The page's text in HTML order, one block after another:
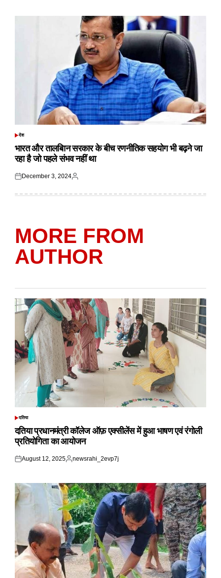
POSTED
देश
भारत और तालबिान सरकार के बीच रणनीतिक सहयोग भी बढ़ने जा
रहा है जो पहले संभव नहीं था
Posted
December 3, 2024
Posted
MORE FROM
AUTHOR
POSTED
दतिया
दतिया प्रधानमंत्री कॉलेज ऑफ़ एक्सीलेंस में हुआ भाषण एवं रंगोली
प्रतियोगिता का आयोजन
Posted
August 12, 2025
Posted
newsrahi_2evp7j